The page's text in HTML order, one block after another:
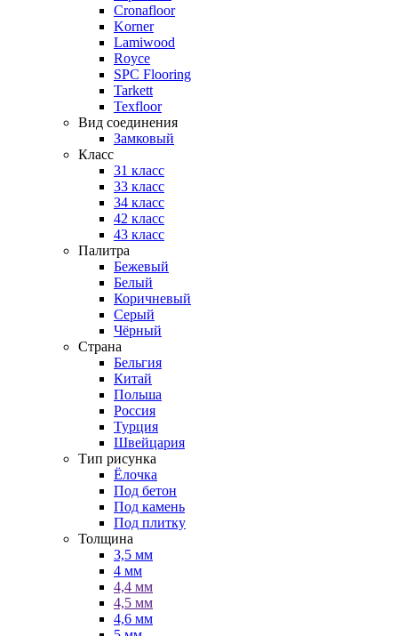
Cronafloor
Korner
Lamiwood
Royce
SPC Flooring
Tarkett
Texfloor
Вид соединения
Замковый
Класс
31 класс
33 класс
34 класс
42 класс
43 класс
Палитра
Бежевый
Белый
Коричневый
Серый
Чёрный
Страна
Бельгия
Китай
Польша
Россия
Турция
Швейцария
Тип рисунка
Ёлочка
Под бетон
Под камень
Под плитку
Толщина
3,5 мм
4 мм
4,4 мм
4,5 мм
4,6 мм